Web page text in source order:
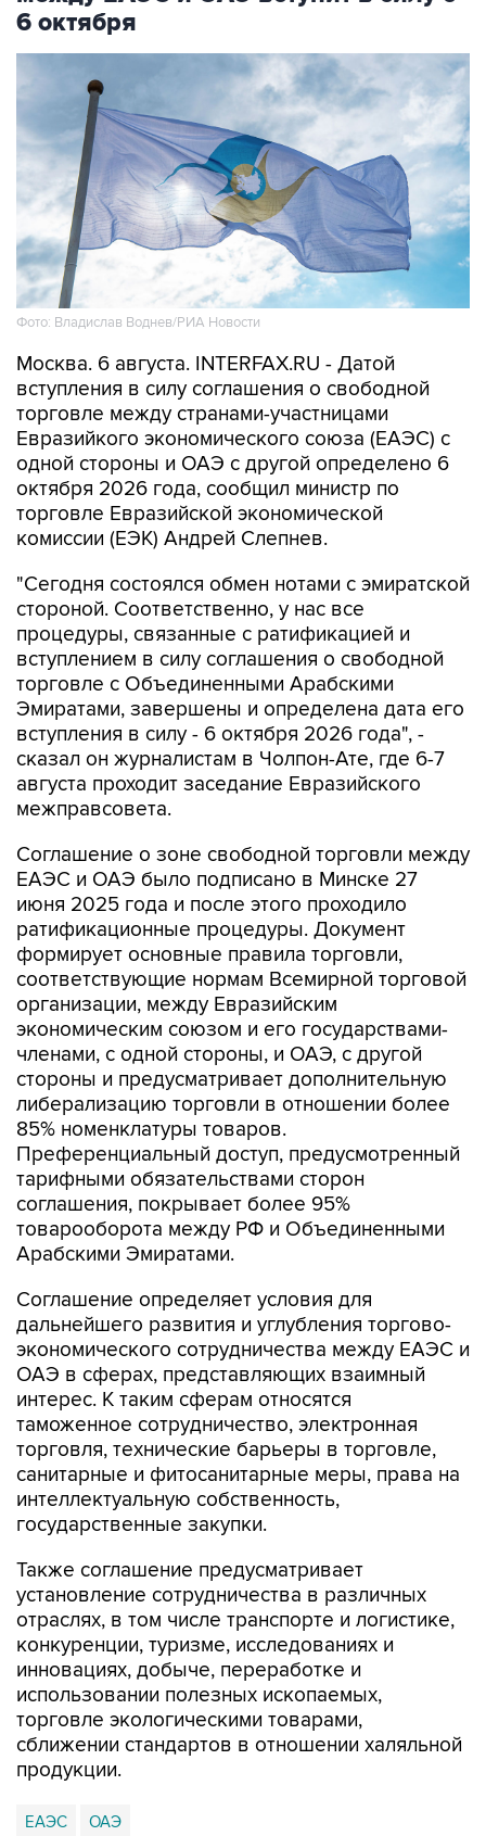
6 октября
Фото: Владислав Воднев/РИА Новости
Москва. 6 августа. INTERFAX.RU - Датой
вступления в силу соглашения о свободной
торговле между странами-участницами
Евразийкого экономического союза (ЕАЭС) с
одной стороны и ОАЭ с другой определено 6
октября 2026 года, сообщил министр по
торговле Евразийской экономической
комиссии (ЕЭК) Андрей Слепнев.
"Сегодня состоялся обмен нотами с эмиратской
стороной. Соответственно, у нас все
процедуры, связанные с ратификацией и
вступлением в силу соглашения о свободной
торговле с Объединенными Арабскими
Эмиратами, завершены и определена дата его
вступления в силу - 6 октября 2026 года", -
сказал он журналистам в Чолпон-Ате, где 6-7
августа проходит заседание Евразийского
межправсовета.
Соглашение о зоне свободной торговли между
ЕАЭС и ОАЭ было подписано в Минске 27
июня 2025 года и после этого проходило
ратификационные процедуры. Документ
формирует основные правила торговли,
соответствующие нормам Всемирной торговой
организации, между Евразийским
экономическим союзом и его государствами-
членами, с одной стороны, и ОАЭ, с другой
стороны и предусматривает дополнительную
либерализацию торговли в отношении более
85% номенклатуры товаров.
Преференциальный доступ, предусмотренный
тарифными обязательствами сторон
соглашения, покрывает более 95%
товарооборота между РФ и Объединенными
Арабскими Эмиратами.
Соглашение определяет условия для
дальнейшего развития и углубления торгово-
экономического сотрудничества между ЕАЭС и
ОАЭ в сферах, представляющих взаимный
интерес. К таким сферам относятся
таможенное сотрудничество, электронная
торговля, технические барьеры в торговле,
санитарные и фитосанитарные меры, права на
интеллектуальную собственность,
государственные закупки.
Также соглашение предусматривает
установление сотрудничества в различных
отраслях, в том числе транспорте и логистике,
конкуренции, туризме, исследованиях и
инновациях, добыче, переработке и
использовании полезных ископаемых,
торговле экологическими товарами,
сближении стандартов в отношении халяльной
продукции.
ЕАЭС ОАЭ